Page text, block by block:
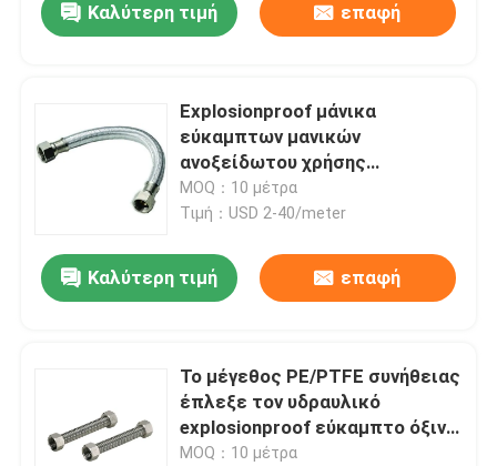
Καλύτερη τιμή επαφή
Explosionproof μάνικα
εύκαμπτων μανικών
ανοξείδωτου χρήσης
νεροχυτών
MOQ：10 μέτρα
Τιμή：USD 2-40/meter
Καλύτερη τιμή επαφή
Το μέγεθος PE/PTFE συνήθειας
έπλεξε τον υδραυλικό
explosionproof εύκαμπτο όξινο
αλκαλικό ανθεκτικό σωλήνα
MOQ：10 μέτρα